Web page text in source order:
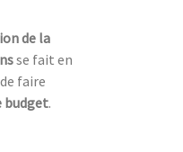
de la
se fait en
faire
budget.